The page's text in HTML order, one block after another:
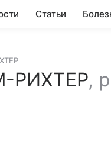
Статьи
РИХТЕР,